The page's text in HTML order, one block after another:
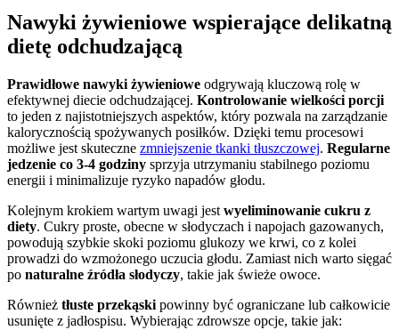
Nawyki żywieniowe wspierające delikatną
dietę odchudzającą
Prawidłowe nawyki żywieniowe odgrywają kluczową rolę w
efektywnej diecie odchudzającej. Kontrolowanie wielkości porcji
to jeden z najistotniejszych aspektów, który pozwala na zarządzanie
kalorycznością spożywanych posiłków. Dzięki temu procesowi
możliwe jest skuteczne zmniejszenie tkanki tłuszczowej. Regularne
jedzenie co 3-4 godziny sprzyja utrzymaniu stabilnego poziomu
energii i minimalizuje ryzyko napadów głodu.
Kolejnym krokiem wartym uwagi jest wyeliminowanie cukru z
diety. Cukry proste, obecne w słodyczach i napojach gazowanych,
powodują szybkie skoki poziomu glukozy we krwi, co z kolei
prowadzi do wzmożonego uczucia głodu. Zamiast nich warto sięgać
po naturalne źródła słodyczy, takie jak świeże owoce.
Również tłuste przekąski powinny być ograniczane lub całkowicie
usunięte z jadłospisu. Wybierając zdrowsze opcje, takie jak: